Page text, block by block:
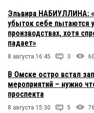
Эльвира НАБИУЛЛИНА:
убыток себе пытаются
производствах, хотя
падает»
8 августа 16:45 3
В Омске остро встал
мероприятий – нужно
проспекта
8 августа 15:30 5